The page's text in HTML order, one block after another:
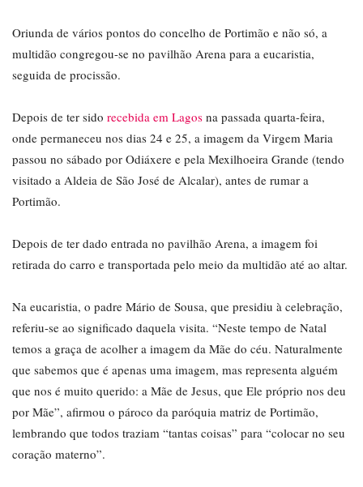
Oriunda de vários pontos do concelho de Portimão e não só, a
multidão congregou-se no pavilhão Arena para a eucaristia,
seguida de procissão.
Depois de ter sido recebida em Lagos na passada quarta-feira,
onde permaneceu nos dias 24 e 25, a imagem da Virgem Maria
passou no sábado por Odiáxere e pela Mexilhoeira Grande (tendo
visitado a Aldeia de São José de Alcalar), antes de rumar a
Portimão.
Depois de ter dado entrada no pavilhão Arena, a imagem foi
retirada do carro e transportada pelo meio da multidão até ao altar.
Na eucaristia, o padre Mário de Sousa, que presidiu à celebração,
referiu-se ao significado daquela visita. “Neste tempo de Natal
temos a graça de acolher a imagem da Mãe do céu. Naturalmente
que sabemos que é apenas uma imagem, mas representa alguém
que nos é muito querido: a Mãe de Jesus, que Ele próprio nos deu
por Mãe”, afirmou o pároco da paróquia matriz de Portimão,
lembrando que todos traziam “tantas coisas” para “colocar no seu
coração materno”.